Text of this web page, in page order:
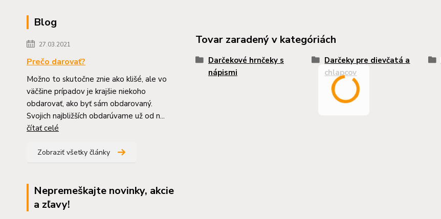
Blog
27.03.2021
Prečo darovať?
Možno to skutočne znie ako klišé, ale vo
väčšine prípadov je krajšie niekoho
obdarovať, ako byť sám obdarovaný.
Svojich najbližších obdarúvame už od n...
čítať celé
Zobraziť všetky články
Nepremeškajte novinky, akcie
a zľavy!
Tovar zaradený v kategóriách
Darčekové hrnčeky s
nápismi
Darčeky pre dievčatá a
chlapcov